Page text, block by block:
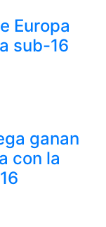
Europa
sub-16
ganan
con la